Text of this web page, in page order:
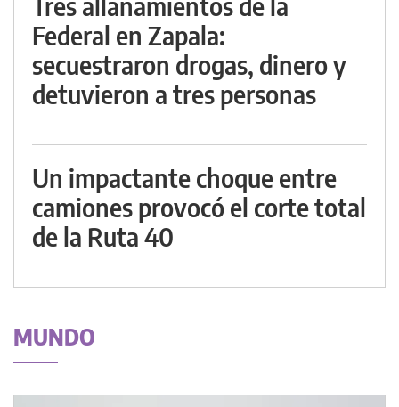
Federal en Zapala:
secuestraron drogas, dinero y
detuvieron a tres personas
Un impactante choque entre
camiones provocó el corte total
de la Ruta 40
MUNDO